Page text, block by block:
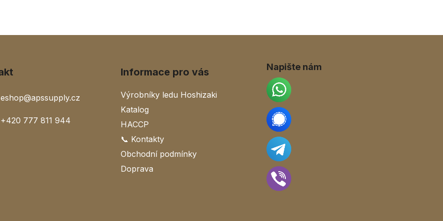
eshop@apssupply.cz
+420 777 811 944
Informace pro vás
Výrobníky ledu Hoshizaki
Katalog
HACCP
📞 Kontakty
Obchodní podmínky
Doprava
Napište nám